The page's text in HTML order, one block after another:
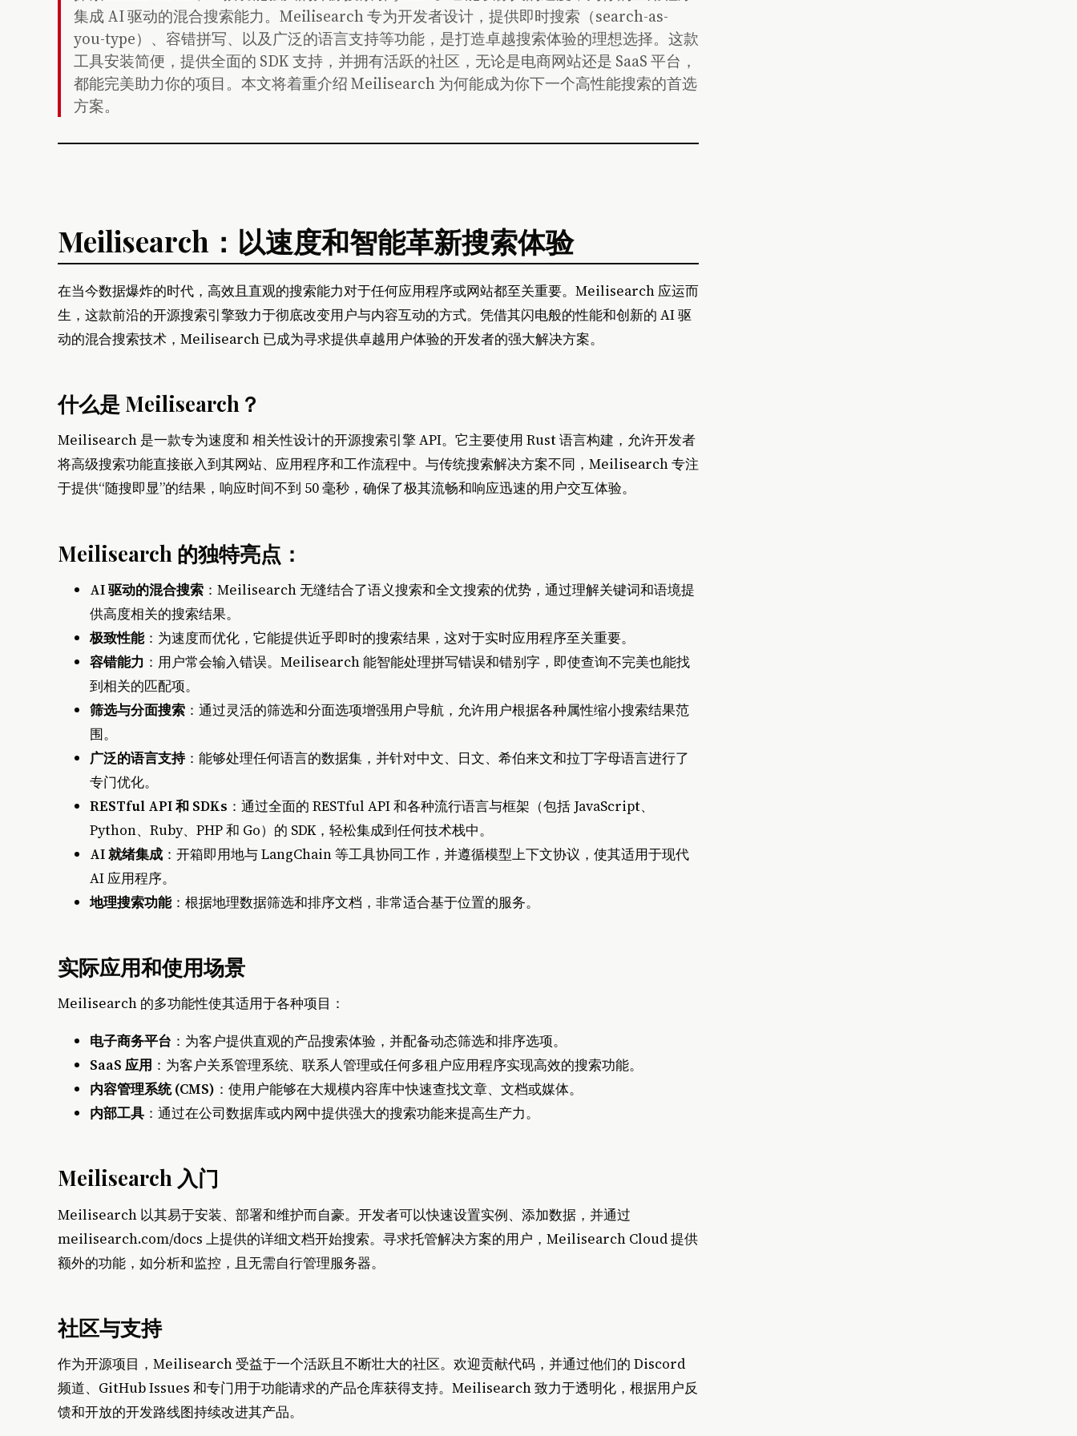
集成 AI 驱动的混合搜索能力。Meilisearch 专为开发者设计，提供即时搜索（search-as-
you-type）、容错拼写、以及广泛的语言支持等功能，是打造卓越搜索体验的理想选择。这款
工具安装简便，提供全面的 SDK 支持，并拥有活跃的社区，无论是电商网站还是 SaaS 平台，
都能完美助力你的项目。本文将着重介绍 Meilisearch 为何能成为你下一个高性能搜索的首选
方案。
Meilisearch：以速度和智能革新搜索体验
在当今数据爆炸的时代，高效且直观的搜索能力对于任何应用程序或网站都至关重要。Meilisearch 应运而
生，这款前沿的开源搜索引擎致力于彻底改变用户与内容互动的方式。凭借其闪电般的性能和创新的 AI 驱
动的混合搜索技术，Meilisearch 已成为寻求提供卓越用户体验的开发者的强大解决方案。
什么是 Meilisearch？
Meilisearch 是一款专为速度和 相关性设计的开源搜索引擎 API。它主要使用 Rust 语言构建，允许开发者
将高级搜索功能直接嵌入到其网站、应用程序和工作流程中。与传统搜索解决方案不同，Meilisearch 专注
于提供“随搜即显”的结果，响应时间不到 50 毫秒，确保了极其流畅和响应迅速的用户交互体验。
Meilisearch 的独特亮点：
AI 驱动的混合搜索 ：Meilisearch 无缝结合了语义搜索和全文搜索的优势，通过理解关键词和语境提
供高度相关的搜索结果。
极致性能：为速度而优化，它能提供近乎即时的搜索结果，这对于实时应用程序至关重要。
容错能力 ：用户常会输入错误。Meilisearch 能智能处理拼写错误和错别字，即使查询不完美也能找
到相关的匹配项。
筛选与分面搜索 ：通过灵活的筛选和分面选项增强用户导航，允许用户根据各种属性缩小搜索结果范
围。
广泛的语言支持：能够处理任何语言的数据集，并针对中文、日文、希伯来文和拉丁字母语言进行了
专门优化。
RESTful API 和 SDKs ：通过全面的 RESTful API 和各种流行语言与框架（包括 JavaScript、
Python、Ruby、PHP 和 Go）的 SDK，轻松集成到任何技术栈中。
AI 就绪集成 ：开箱即用地与 LangChain 等工具协同工作，并遵循模型上下文协议，使其适用于现代
AI 应用程序。
地理搜索功能：根据地理数据筛选和排序文档，非常适合基于位置的服务。
实际应用和使用场景
Meilisearch 的多功能性使其适用于各种项目：
电子商务平台 ：为客户提供直观的产品搜索体验，并配备动态筛选和排序选项。
SaaS 应用 ：为客户关系管理系统、联系人管理或任何多租户应用程序实现高效的搜索功能。
内容管理系统 (CMS) ：使用户能够在大规模内容库中快速查找文章、文档或媒体。
内部工具 ：通过在公司数据库或内网中提供强大的搜索功能来提高生产力。
Meilisearch 入门
Meilisearch 以其易于安装、部署和维护而自豪。开发者可以快速设置实例、添加数据，并通过
meilisearch.com/docs 上提供的详细文档开始搜索。寻求托管解决方案的用户，Meilisearch Cloud 提供
额外的功能，如分析和监控，且无需自行管理服务器。
社区与支持
作为开源项目，Meilisearch 受益于一个活跃且不断壮大的社区。欢迎贡献代码，并通过他们的 Discord
频道、GitHub Issues 和专门用于功能请求的产品仓库获得支持。Meilisearch 致力于透明化，根据用户反
馈和开放的开发路线图持续改进其产品。